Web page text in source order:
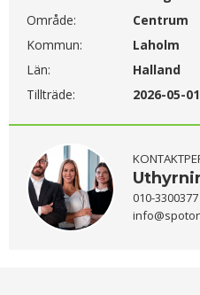
Område:
Centrum
Kommun:
Laholm
Län:
Halland
Tillträde:
2026-05-01
010-3300377